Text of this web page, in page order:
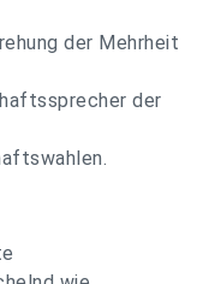
der Mehrheit
der